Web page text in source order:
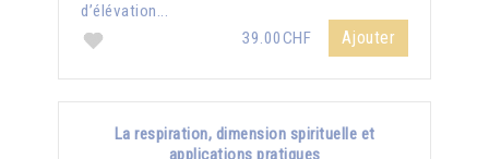
d’élévation...
39.00CHF
Ajouter
La respiration, dimension spirituelle et
applications pratiques